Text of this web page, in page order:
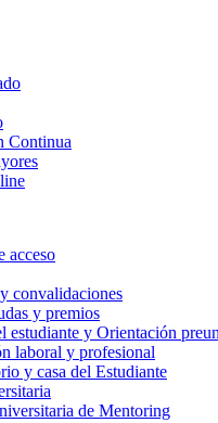
Continua
acceso
convalidaciones
y premios
estudiante y Orientación
laboral y profesional
y casa del Estudiante
de Mentoring